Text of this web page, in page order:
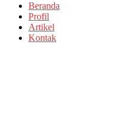
Beranda
Profil
Artikel
Kontak